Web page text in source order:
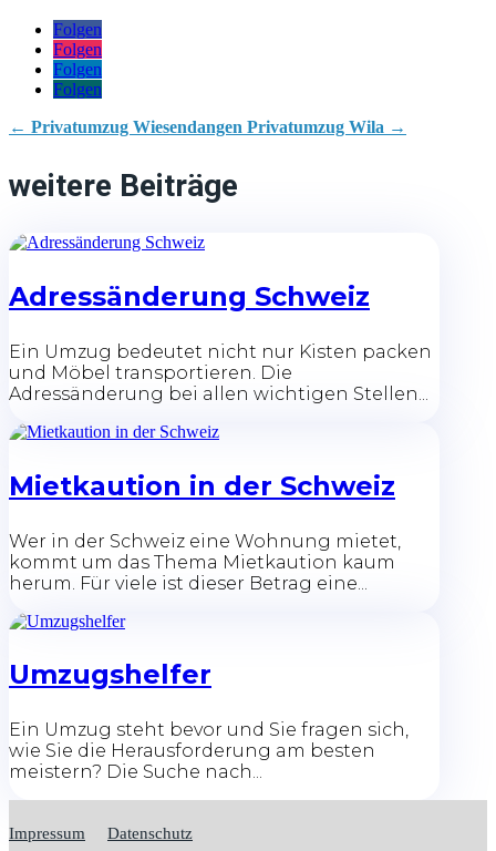
Folgen
Folgen
Folgen
Folgen
← Privatumzug Wiesendangen Privatumzug Wila →
weitere Beiträge
Adressänderung Schweiz
Ein Umzug bedeutet nicht nur Kisten packen
und Möbel transportieren. Die
Adressänderung bei allen wichtigen Stellen...
Mietkaution in der Schweiz
Wer in der Schweiz eine Wohnung mietet,
kommt um das Thema Mietkaution kaum
herum. Für viele ist dieser Betrag eine...
Umzugshelfer
Ein Umzug steht bevor und Sie fragen sich,
wie Sie die Herausforderung am besten
meistern? Die Suche nach...
Impressum Datenschutz